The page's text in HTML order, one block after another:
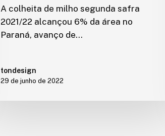
A colheita de milho segunda safra
2021/22 alcançou 6% da área no
Paraná, avanço de…
tondesign
29 de junho de 2022